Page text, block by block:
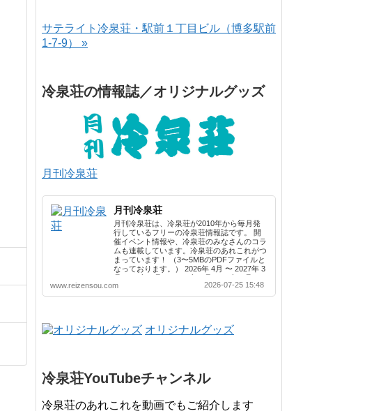
サテライト冷泉荘・駅前１丁目ビル（博多駅前
1-7-9） »
冷泉荘の情報誌／オリジナルグッズ
月刊冷泉荘
月刊冷泉荘
月刊冷泉荘は、冷泉荘が2010年から毎月発
行しているフリーの冷泉荘情報誌です。 開
催イベント情報や、冷泉荘のみなさんのコラ
ムも連載しています。冷泉荘のあれこれがつ
まっています！ （3〜5MBのPDFファイルと
なっております。） 2026年 4月 〜 2027年 3
2025年 3月 2023年 4月 〜 2024年 3月 2022
年 4月 〜 2023年 3月 2021年 4月 〜 2022年
年 4月 〜 2018年 3月 2016年 4月 〜 2017年
3月 2015年 4月 〜 2016年 3月 2014年 4月 〜
www.reizensou.com 2026-07-25 15:48
オリジナルグッズ
冷泉荘YouTubeチャンネル
冷泉荘のあれこれを動画でもご紹介します